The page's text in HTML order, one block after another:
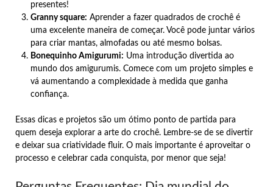
presentes!
Granny square: Aprender a fazer quadrados de crochê é
uma excelente maneira de começar. Você pode juntar vários
para criar mantas, almofadas ou até mesmo bolsas.
Bonequinho Amigurumi: Uma introdução divertida ao
mundo dos amigurumis. Comece com um projeto simples e
vá aumentando a complexidade à medida que ganha
confiança.
Essas dicas e projetos são um ótimo ponto de partida para
quem deseja explorar a arte do crochê. Lembre-se de se divertir
e deixar sua criatividade fluir. O mais importante é aproveitar o
processo e celebrar cada conquista, por menor que seja!